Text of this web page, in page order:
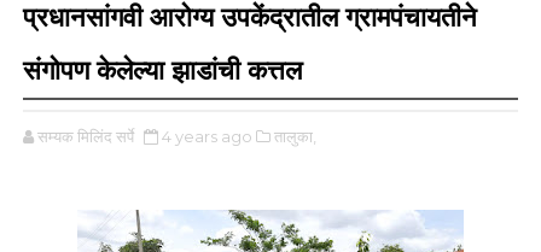
प्रधानसांगवी आरोग्य उपकेंद्रातील ग्रामपंचायतीने
संगोपण केलेल्या झाडांची कत्तल
सम्यक मिलिंद सर्पे 4 years ago तालुका,